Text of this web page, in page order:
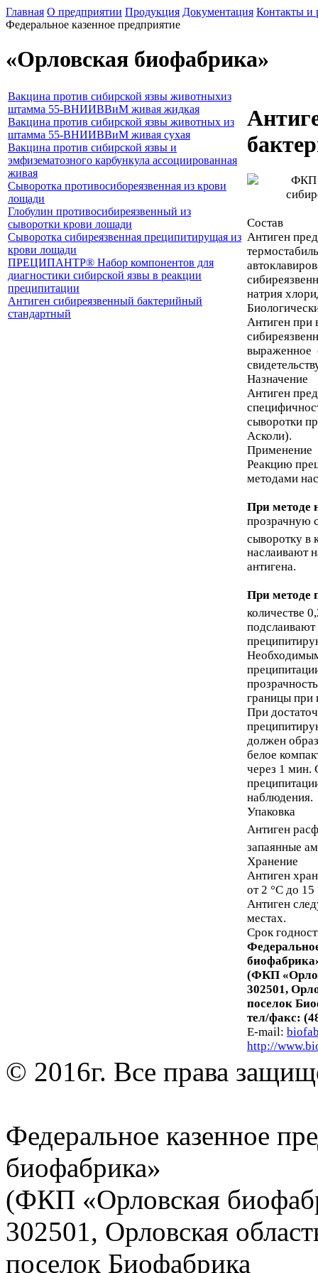
Главная О предприятии Продукция Документация Контакты и
Федеральное казенное предприятие
«Орловская биофабрика»
Вакцина против сибирской язвы животныхиз
штамма 55-ВНИИВВиМ живая жидкая
Вакцина против сибирской язвы животных из
штамма 55-ВНИИВВиМ живая сухая
Вакцина против сибирской язвы и
эмфизематозного карбункула ассоциированная
живая
Сыворотка противосибореязвенная из крови
лощади
Глобулин противосибиреязвенный из
сыворотки крови лошади
Сыворотка сибиреязвенная преципитирущая из
крови лощади
ПРЕЦИПАНТР® Набор компонентов для
диагностики сибирской язвы в реакции
преципитации
Антиген сибиреязвенный бактерийный
стандартный
Состав
Антиген
натрия
Антиген при
выраженное
Назначение
Антиген
сыворотки
Асколи).
Применение
Реакцию
методами
При методе
прозрачную
сыворотку в
наслаивают
антигена.
При методе
количестве
подслаивают
границы при
При
должен
белое
через 1 мин.
наблюдения.
Упаковка
Антиген
запаянные
Хранение
Антиген
от 2 °С до 15
Антиген
местах.
Срок
(ФКП
302501,
поселок
тел/факс:
E-mail:
http://
© 2016г. Все права
Федеральное казенное
биофабрика»
(ФКП «Орловская
302501, Орловская
поселок Биофабрика